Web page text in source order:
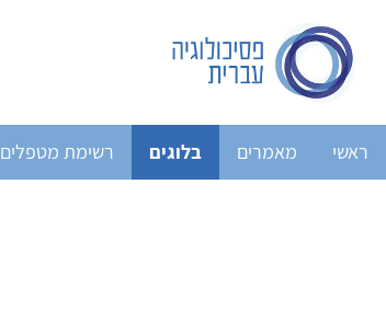
ראשי מאמרים בלוגים רשימת מטפלים